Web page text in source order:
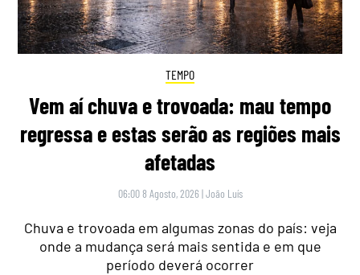
TEMPO
Vem aí chuva e trovoada: mau tempo
regressa e estas serão as regiões mais
afetadas
06:00 8 Agosto, 2026 |João Luís
Chuva e trovoada em algumas zonas do país: veja
onde a mudança será mais sentida e em que
período deverá ocorrer